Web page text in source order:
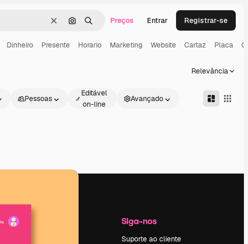
LimparPesquisar por imagem
BuscarPreços Entrar Registrar-se
Dinheiro Presente Horario Marketing Website Cartaz Placa
Relevância
Pessoas
Editável
on-line
Avançado
Siga-nos
Suporte ao cliente